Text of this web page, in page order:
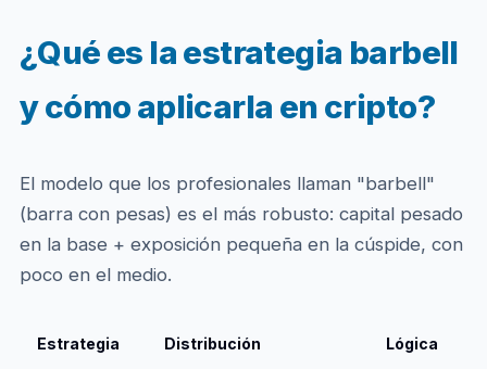
¿Qué es la estrategia barbell
y cómo aplicarla en cripto?
El modelo que los profesionales llaman "barbell"
(barra con pesas) es el más robusto: capital pesado
en la base + exposición pequeña en la cúspide, con
poco en el medio.
Estrategia Distribución Lógica